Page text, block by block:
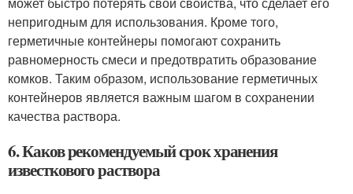
непригодным для использования. Кроме того,
герметичные контейнеры помогают сохранить
равномерность смеси и предотвратить образование
комков. Таким образом, использование герметичных
контейнеров является важным шагом в сохранении
качества раствора.
6. Каков рекомендуемый срок хранения
известкового раствора